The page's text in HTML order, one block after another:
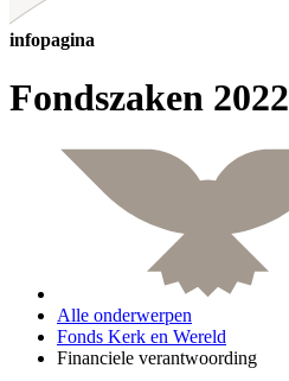
infopagina
Fondszaken 2022
Alle onderwerpen
Fonds Kerk en Wereld
Financiele verantwoording